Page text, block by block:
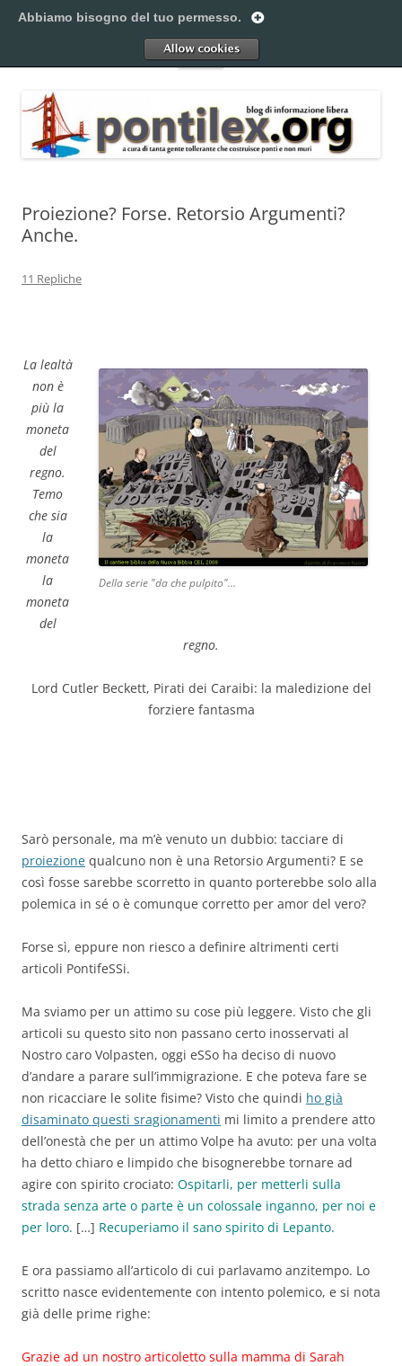
al
Pontilex
Menu
Proiezione? Forse. Retorsio Argumenti?
Anche.
11 Repliche
Della serie "da che pulpito"...
La lealtà
non è
più la
moneta
del
regno.
Temo
che sia
la
moneta
la
moneta
del
regno.
Lord Cutler Beckett, Pirati dei Caraibi: la maledizione del
forziere fantasma
Sarò personale, ma m’è venuto un dubbio: tacciare di
proiezione qualcuno non è una Retorsio Argumenti? E se
così fosse sarebbe scorretto in quanto porterebbe solo alla
polemica in sé o è comunque corretto per amor del vero?
Forse sì, eppure non riesco a definire altrimenti certi
articoli PontifeSSi.
Ma sviamo per un attimo su cose più leggere. Visto che gli
articoli su questo sito non passano certo inosservati al
Nostro caro Volpasten, oggi eSSo ha deciso di nuovo
d’andare a parare sull’immigrazione. E che poteva fare se
non ricacciare le solite fisime? Visto che quindi ho già
disaminato questi sragionamenti mi limito a prendere atto
dell’onestà che per un attimo Volpe ha avuto: per una volta
ha detto chiaro e limpido che bisognerebbe tornare ad
agire con spirito crociato: Ospitarli, per metterli sulla
strada senza arte o parte è un colossale inganno, per noi e
per loro. […] Recuperiamo il sano spirito di Lepanto.
E ora passiamo all’articolo di cui parlavamo anzitempo. Lo
scritto nasce evidentemente con intento polemico, e si nota
già delle prime righe:
Grazie ad un nostro articoletto sulla mamma di Sarah
Abbiamo bisogno del tuo permesso.